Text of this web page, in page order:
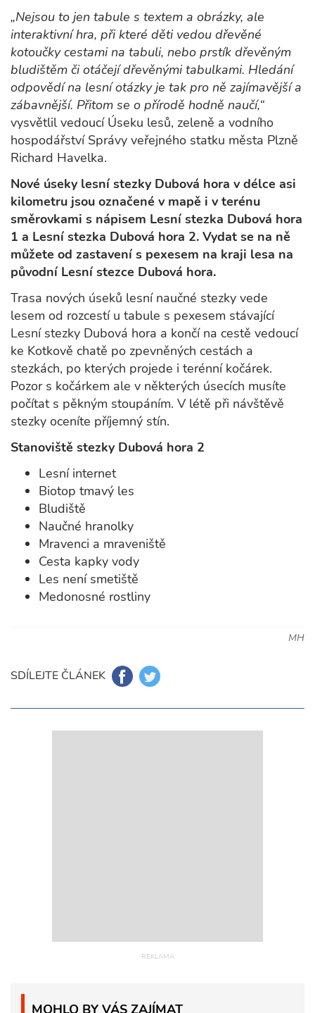
„Nejsou to jen tabule s textem a obrázky, ale
interaktivní hra, při které děti vedou dřevěné
kotoučky cestami na tabuli, nebo prstík dřevěným
bludištěm či otáčejí dřevěnými tabulkami. Hledání
odpovědí na lesní otázky je tak pro ně zajímavější a
zábavnější. Přitom se o přírodě hodně naučí,“
vysvětlil vedoucí Úseku lesů, zeleně a vodního
hospodářství Správy veřejného statku města Plzně
Richard Havelka.
Nové úseky lesní stezky Dubová hora v délce asi
kilometru jsou označené v mapě i v terénu
směrovkami s nápisem Lesní stezka Dubová hora
1 a Lesní stezka Dubová hora 2. Vydat se na ně
můžete od zastavení s pexesem na kraji lesa na
původní Lesní stezce Dubová hora.
Trasa nových úseků lesní naučné stezky vede
lesem od rozcestí u tabule s pexesem stávající
Lesní stezky Dubová hora a končí na cestě vedoucí
ke Kotkově chatě po zpevněných cestách a
stezkách, po kterých projede i terénní kočárek.
Pozor s kočárkem ale v některých úsecích musíte
počítat s pěkným stoupáním. V létě při návštěvě
stezky oceníte příjemný stín.
Stanoviště stezky Dubová hora 2
Lesní internet
Biotop tmavý les
Bludiště
Naučné hranolky
Mravenci a mraveniště
Cesta kapky vody
Les není smetiště
Medonosné rostliny
MH
SDÍLEJTE ČLÁNEK
MOHLO BY VÁS ZAJÍMAT